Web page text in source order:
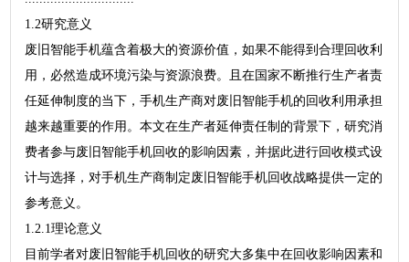
1.2研究意义
废旧智能手机蕴含着极大的资源价值，如果不能得到合理回收利
用，必然造成环境污染与资源浪费。且在国家不断推行生产者责
任延伸制度的当下，手机生产商对废旧智能手机的回收利用承担
越来越重要的作用。本文在生产者延伸责任制的背景下，研究消
费者参与废旧智能手机回收的影响因素，并据此进行回收模式设
计与选择，对手机生产商制定废旧智能手机回收战略提供一定的
参考意义。
1.2.1理论意义
目前学者对废旧智能手机回收的研究大多集中在回收影响因素和